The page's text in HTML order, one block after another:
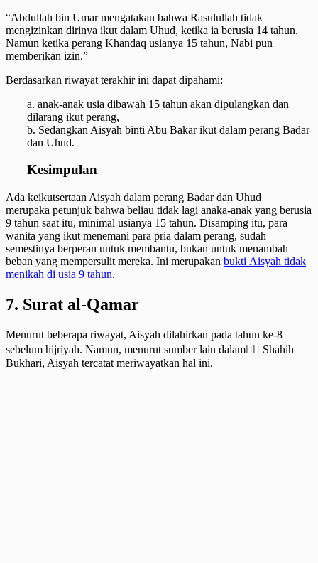
“Abdullah bin Umar mengatakan bahwa Rasulullah tidak
mengizinkan dirinya ikut dalam Uhud, ketika ia berusia 14 tahun.
Namun ketika perang Khandaq usianya 15 tahun, Nabi pun
memberikan izin.”
Berdasarkan riwayat terakhir ini dapat dipahami:
a. anak-anak usia dibawah 15 tahun akan dipulangkan dan
dilarang ikut perang,
b. Sedangkan Aisyah binti Abu Bakar ikut dalam perang Badar
dan Uhud.
Kesimpulan
Ada keikutsertaan Aisyah dalam perang Badar dan Uhud
merupaka petunjuk bahwa beliau tidak lagi anaka-anak yang berusia
9 tahun saat itu, minimal usianya 15 tahun. Disamping itu, para
wanita yang ikut menemani para pria dalam perang, sudah
semestinya berperan untuk membantu, bukan untuk menambah
beban yang mempersulit mereka. Ini merupakan bukti Aisyah tidak
menikah di usia 9 tahun.
7. Surat al-Qamar
Menurut beberapa riwayat, Aisyah dilahirkan pada tahun ke-8
sebelum hijriyah. Namun, menurut sumber lain dalam ٍٍShahih
Bukhari, Aisyah tercatat meriwayatkan hal ini,